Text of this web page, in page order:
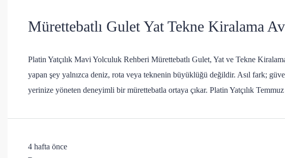
Mürettebatlı Gulet Yat Tekne Kiralama
Platin Yatçılık Mavi Yolculuk Rehberi Mürettebatlı Gulet, Yat ve Tekne
yapan şey yalnızca deniz, rota veya teknenin büyüklüğü değildir. Asıl fark;
yerinize yöneten deneyimli bir mürettebatla ortaya çıkar. Platin Yatçılık
4 hafta önce